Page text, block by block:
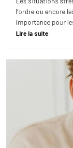
l’ordre ou encore
importance pour
Lire la suite